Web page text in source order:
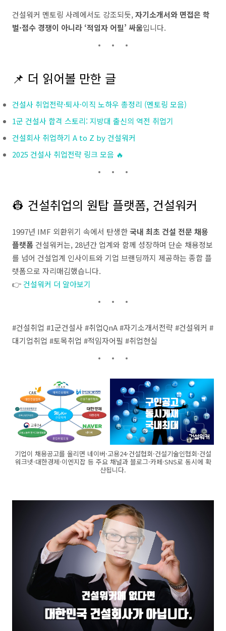
건설워커 멘토링 사례에서도 강조되듯,자기소개서와 면접은 학
벌·점수 경쟁이 아니라 ‘적임자 어필’ 싸움입니다.
📌 더 읽어볼 만한 글
건설사 취업전략·퇴사·이직 노하우 총정리 (멘토링 모음)
1군 건설사 합격 스토리: 지방대 출신의 역전 취업기
건설회사 취업하기 A to Z by 건설워커
2025 건설사 취업전략 링크 모음 🔥
👷 건설취업의 원탑 플랫폼, 건설워커
1997년 IMF 외환위기 속에서 탄생한국내 최초 건설 전문 채용
플랫폼건설워커는, 28년간 업계와 함께 성장하며 단순 채용정보
를 넘어 건설업계 인사이트와 기업 브랜딩까지 제공하는 종합 플
랫폼으로 자리매김했습니다.
👉건설워커 더 알아보기
#건설취업 #1군건설사 #취업QnA #자기소개서전략 #건설워커 #
대기업취업 #토목취업 #적임자어필 #취업현실
기업이 채용공고를 올리면 네이버·고용24·건설협회·건설기술인협회·건설
워크넷·대한경제·이엔지잡 등 주요 채널과 블로그·카페·SNS로 동시에 확
산됩니다.